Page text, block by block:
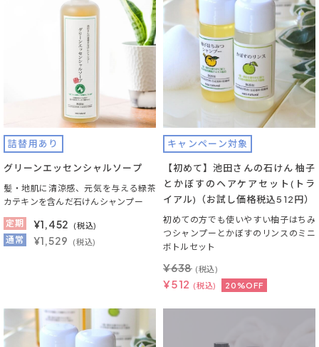
詰替用あり
グリーンエッセンシャルソープ
髪・地肌に清涼感、元気を与える緑茶
カテキンを含んだ石けんシャンプー
定期
¥1,452 (税込)
通常 ¥1,529 (税込)
キャンペーン対象
【初めて】池田さんの石けん 柚子
とかぼすのヘアケアセット(トラ
イアル)（お試し価格税込512円）
初めての方でも使いやすい柚子はちみ
つシャンプーとかぼすのリンスのミニ
ボトルセット
¥512 (税込) 20%OFF
¥638 (税込)